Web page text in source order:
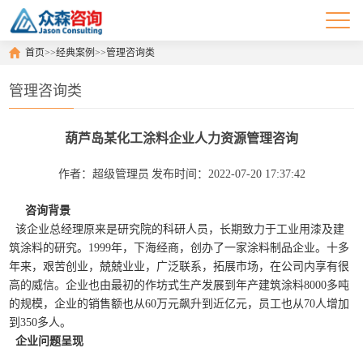
首页>>经典案例>>管理咨询类
管理咨询类
葫芦岛某化工涂料企业人力资源管理咨询
作者：超级管理员 发布时间：2022-07-20 17:37:42
咨询背景
该企业总经理原来是研究院的科研人员，长期致力于工业用漆及建
筑涂料的研究。1999年，下海经商，创办了一家涂料制品企业。十多
年来，艰苦创业，兢兢业业，广泛联系，拓展市场，在公司内享有很
高的威信。企业也由最初的作坊式生产发展到年产建筑涂料8000多吨
的规模，企业的销售额也从60万元飙升到近亿元，员工也从70人增加
到350多人。
企业问题呈现